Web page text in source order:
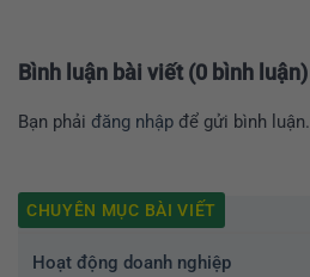
Bình luận bài viết (0 bình luận)
Bạn phải đăng nhập để gửi bình luận.
CHUYÊN MỤC BÀI VIẾT
Hoạt động doanh nghiệp